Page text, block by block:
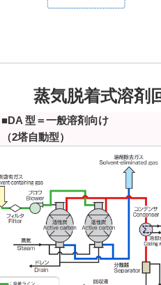
蒸気脱着式溶剤
■DA 型＝一般溶剤向け
（2塔自動型）